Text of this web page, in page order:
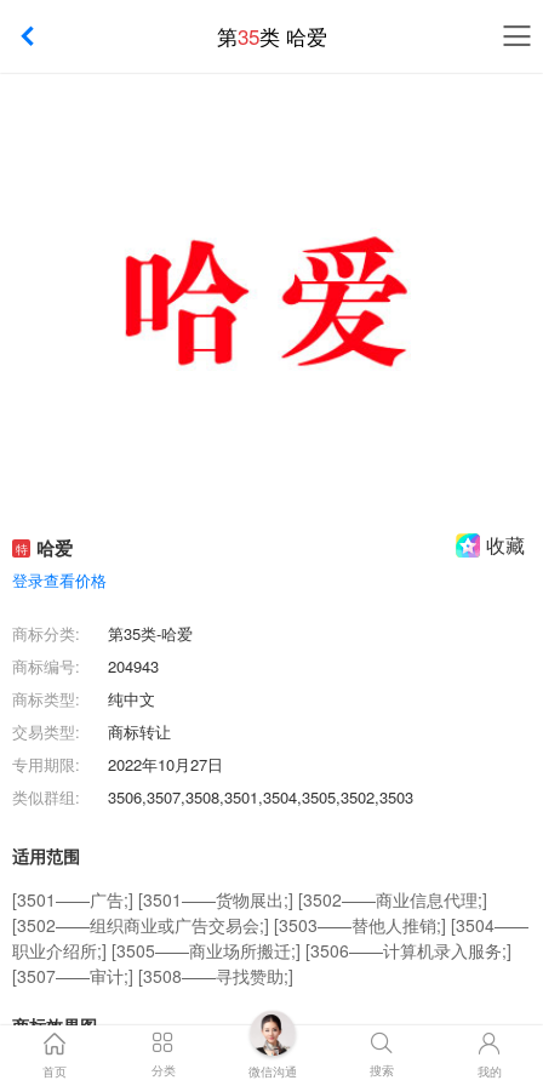
第35类 哈爱
特 哈爱 收藏
登录查看价格
商标分类:
第35类-哈爱
商标编号:
204943
商标类型:
纯中文
交易类型:
商标转让
专用期限:
2022年10月27日
类似群组:
3506,3507,3508,3501,3504,3505,3502,3503
适用范围
[3501——广告;] [3501——货物展出;] [3502——商业信息代理;]
[3502——组织商业或广告交易会;] [3503——替他人推销;] [3504——
职业介绍所;] [3505——商业场所搬迁;] [3506——计算机录入服务;]
[3507——审计;] [3508——寻找赞助;]
商标效果图
首页 分类 微信沟通 搜索 我的